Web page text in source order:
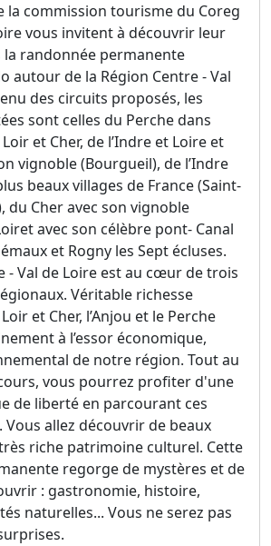
la commission tourisme du Coreg
vous invitent à découvrir leur
randonnée permanente
autour de la Région Centre - Val
des circuits proposés, les
sont celles du Perche dans
Loir et Cher, de l’Indre et Loire et
vignoble (Bourgueil), de l’Indre
beaux villages de France (Saint-
du Cher avec son vignoble
avec son célèbre pont- Canal
et Rogny les Sept écluses.
- Val de Loire est au cœur de trois
Véritable richesse
et Cher, l’Anjou et le Perche
à l’essor économique,
de notre région. Tout au
vous pourrez profiter d'une
de liberté en parcourant ces
Vous allez découvrir de beaux
riche patrimoine culturel. Cette
regorge de mystères et de
: gastronomie, histoire,
naturelles... Vous ne serez pas